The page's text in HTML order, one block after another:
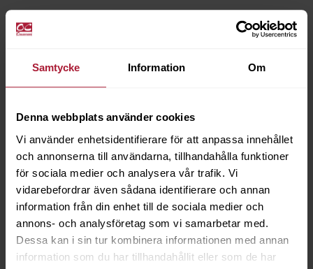
Samtycke Information Om
Denna webbplats använder cookies
Vi använder enhetsidentifierare för att anpassa innehållet
och annonserna till användarna, tillhandahålla funktioner
för sociala medier och analysera vår trafik. Vi
vidarebefordrar även sådana identifierare och annan
information från din enhet till de sociala medier och
annons- och analysföretag som vi samarbetar med.
Dessa kan i sin tur kombinera informationen med annan
information som du har tillhandahållit eller som de har